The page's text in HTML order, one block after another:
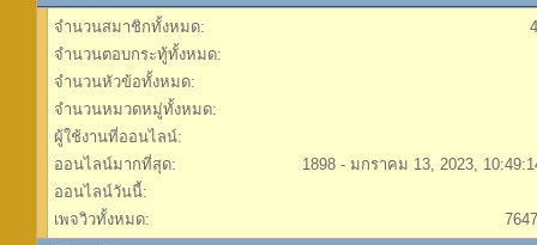
จำนวนสมาชิกทั้งหมด:
จำนวนตอบกระทู้ทั้งหมด:
จำนวนหัวข้อทั้งหมด:
จำนวนหมวดหมู่ทั้งหมด:
ผู้ใช้งานที่ออนไลน์:
ออนไลน์มากที่สุด:
1898 - มกราคม 13, 2023,
ออนไลน์วันนี้:
เพจวิวทั้งหมด: